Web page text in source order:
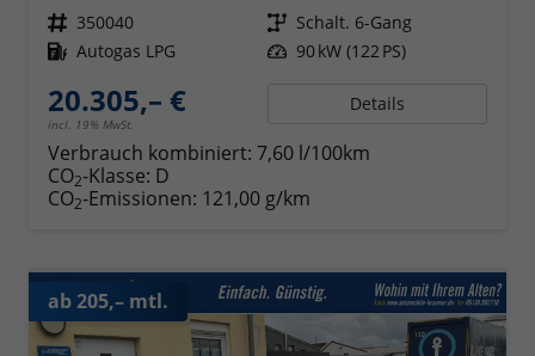
Fahrzeugnr. 350040 Getriebe Schalt. 6-Gang
Kraftstoff Autogas LPG Leistung 90 kW (122 PS)
20.305,– €
incl. 19% MwSt.
Details
Verbrauch kombiniert: 7,60 l/100km
CO2-Klasse: D
CO2-Emissionen: 121,00 g/km
ab 205,– mtl.